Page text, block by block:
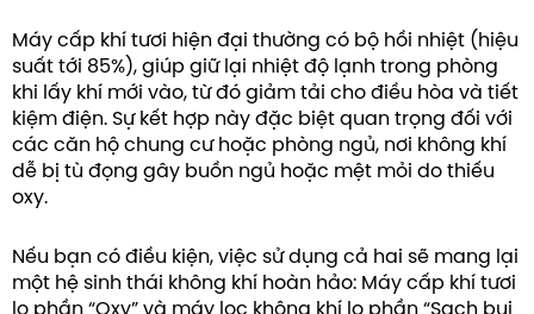
Máy cấp khí tươi hiện đại thường có bộ hồi nhiệt (hiệu
suất tới 85%), giúp giữ lại nhiệt độ lạnh trong phòng
khi lấy khí mới vào, từ đó giảm tải cho điều hòa và tiết
kiệm điện. Sự kết hợp này đặc biệt quan trọng đối với
các căn hộ chung cư hoặc phòng ngủ, nơi không khí
dễ bị tù đọng gây buồn ngủ hoặc mệt mỏi do thiếu
oxy.
Nếu bạn có điều kiện, việc sử dụng cả hai sẽ mang lại
một hệ sinh thái không khí hoàn hảo: Máy cấp khí tươi
lo phần “Oxy” và máy lọc không khí lo phần “Sạch bụi